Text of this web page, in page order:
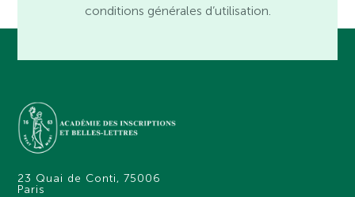
conditions générales d’utilisation.
23 Quai de Conti, 75006
Paris